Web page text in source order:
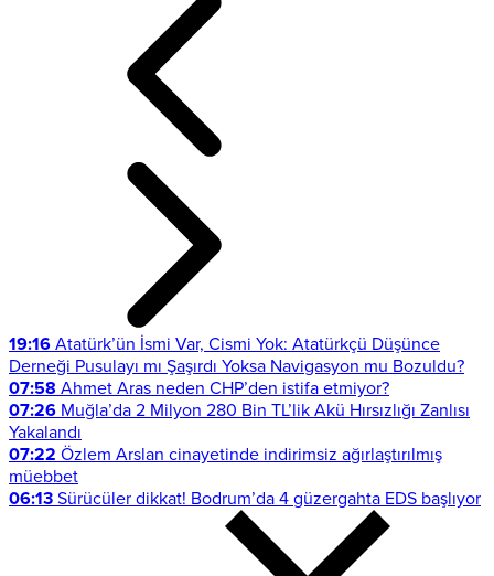
19:16 Atatürk’ün İsmi Var, Cismi Yok: Atatürkçü Düşünce
Derneği Pusulayı mı Şaşırdı Yoksa Navigasyon mu Bozuldu?
07:58 Ahmet Aras neden CHP’den istifa etmiyor?
07:26 Muğla’da 2 Milyon 280 Bin TL’lik Akü Hırsızlığı Zanlısı
Yakalandı
07:22 Özlem Arslan cinayetinde indirimsiz ağırlaştırılmış
müebbet
06:13 Sürücüler dikkat! Bodrum’da 4 güzergahta EDS başlıyor